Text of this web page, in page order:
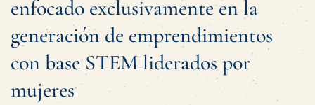
enfocado exclusivamente en la
generación de emprendimientos
con base STEM liderados por
mujeres